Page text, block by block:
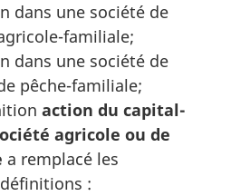
dans une société de
familiale;
dans une société de
pêche-familiale;
action du capital-
agricole ou de
a remplacé les
définitions :